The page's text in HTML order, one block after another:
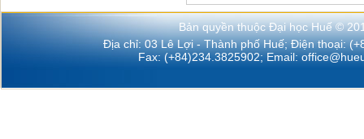
Bản quyền thuộc Đại học Huế ©
Địa chỉ: 03 Lê Lợi - Thành phố Huế; Điện thoại:
Fax: (+84)234.3825902; Email: